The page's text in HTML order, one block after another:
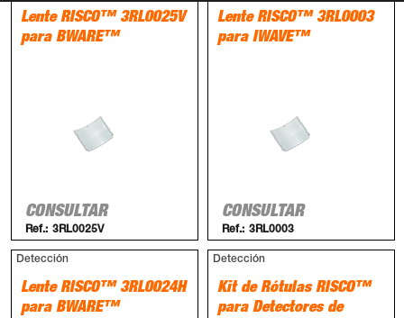
Lente RISCO™ 3RL0025V
para BWARE™
CONSULTAR
Ref.: 3RL0025V
Lente RISCO™ 3RL0003
para IWAVE™
CONSULTAR
Ref.: 3RL0003
Detección
Lente RISCO™ 3RL0024H
para BWARE™
Detección
Kit de Rótulas RISCO™
para Detectores de